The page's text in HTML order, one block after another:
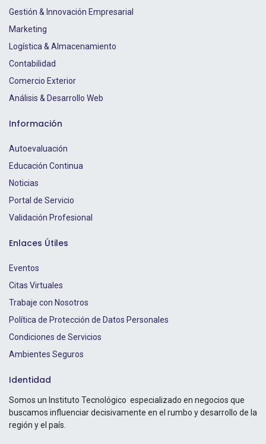
Gestión & Innovación Empresarial
Marketing
Logística & Almacenamiento
Contabilidad
Comercio Exterior
Análisis & Desarrollo Web
Información
Autoevaluación
Educación Continua
Noticias
Portal de Servicio
Validación Profesional
Enlaces Útiles
Eventos
Citas Virtuales
Trabaje con Nosotros
Política de Protección de Datos Personales
Condiciones de Servicios
Ambientes Seguros
Identidad
Somos un Instituto Tecnológico especializado en negocios que
buscamos influenciar decisivamente en el rumbo y desarrollo de la
región y el país.